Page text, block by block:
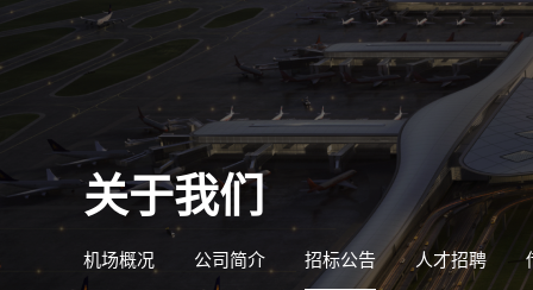
关于我们
机场概况 公司简介 招标公告 人才招聘